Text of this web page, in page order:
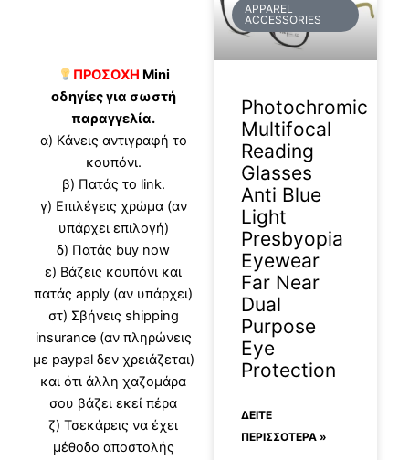
ΠΡΟΣΟΧΗ Mini
οδηγίες για σωστή
παραγγελία.
α) Κάνεις αντιγραφή το
κουπόνι.
β) Πατάς το link.
γ) Επιλέγεις χρώμα (αν
υπάρχει επιλογή)
δ) Πατάς buy now
ε) Βάζεις κουπόνι και
πατάς apply (αν υπάρχει)
στ) Σβήνεις shipping
insurance (αν πληρώνεις
με paypal δεν χρειάζεται)
και ότι άλλη χαζομάρα
σου βάζει εκεί πέρα
ζ) Τσεκάρεις να έχει
μέθοδο αποστολής
APPAREL
ACCESSORIES
Photochromic
Multifocal
Reading
Glasses
Anti Blue
Light
Presbyopia
Eyewear
Far Near
Dual
Purpose
Eye
Protection
ΔΕΊΤΕ
ΠΕΡΙΣΣΟΤΕΡΑ »